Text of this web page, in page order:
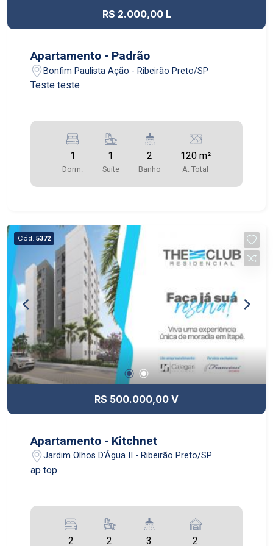
Elevador. 2° piso: hall com sacada, sala de estar,
terraço e banheiro. Possui taxa de mudança
porte.
R$ 2.000,00 L
Apartamento - Padrão
Bonfim Paulista Ação - Ribeirão Preto/SP
Teste teste
1
Dorm.
1
Suite
2
Banho
120 m²
A. Total
Cód. 5372
R$ 500.000,00 V
Apartamento - Kitchnet
Jardim Olhos D'Água II - Ribeirão Preto/SP
ap top
2 2 3 2